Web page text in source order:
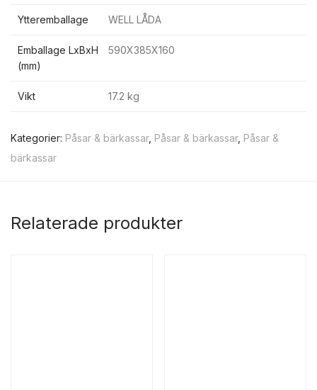
Ytteremballage WELL LÅDA
Emballage LxBxH
(mm)
590X385X160
Vikt 17.2 kg
Kategorier: Påsar & bärkassar, Påsar & bärkassar, Påsar &
bärkassar
Relaterade produkter